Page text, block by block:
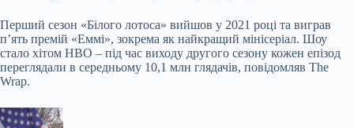
Перший сезон «Білого лотоса» вийшов у 2021 році та виграв
п’ять премій «Еммі», зокрема як найкращий мінісеріал. Шоу
стало хітом HBO – під час виходу другого сезону кожен епізод
переглядали в середньому 10,1 млн глядачів, повідомляв The
Wrap.